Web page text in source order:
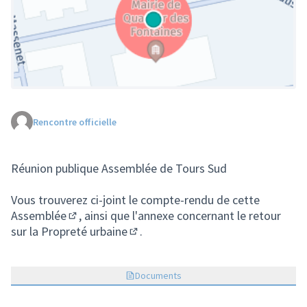
(Lien externe)
Rencontre officielle
Réunion publique Assemblée de Tours Sud
Vous trouverez ci-joint le compte-rendu de cette
Assemblée
(Lien externe)
, ainsi que l'annexe concernant le retour
sur la Propreté urbaine
.
Documents